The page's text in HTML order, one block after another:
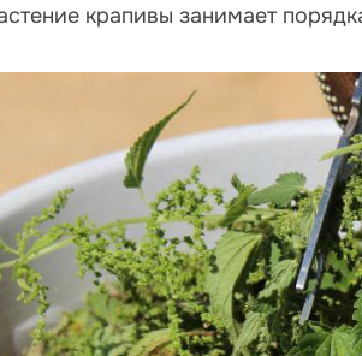
крапивы занимает